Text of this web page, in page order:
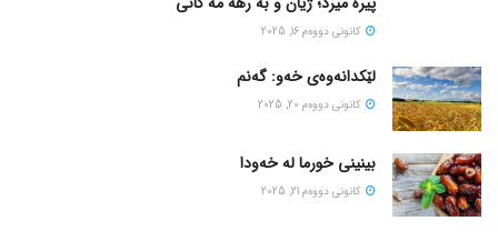
كانونی دووه‌م 16, 2025
لێکدانەوەی خەو: گەنم
كانونی دووه‌م 20, 2025
بینینی خورما لە خەودا
كانونی دووه‌م 21, 2025